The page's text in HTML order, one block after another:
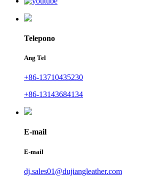
Telepono
Ang Tel
+86-13710435230
+86-13143684134
E-mail
E-mail
dj.sales01@dujiangleather.com